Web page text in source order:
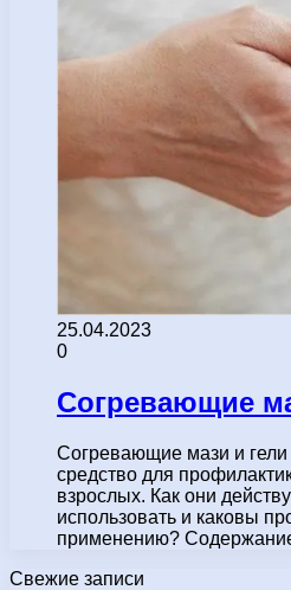
25.04.2023
0
Согревающие
Согревающие мази и
средство для
взрослых. Как они
использовать и каковы
применению?
Свежие записи